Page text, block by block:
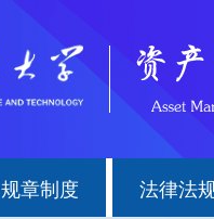
规章制度 法律法